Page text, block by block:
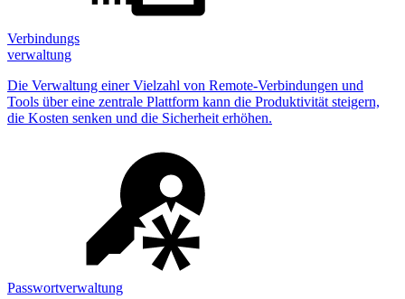
Verbindungs
verwaltung
Die Verwaltung einer Vielzahl von Remote-Verbindungen und
Tools über eine zentrale Plattform kann die Produktivität steigern,
die Kosten senken und die Sicherheit erhöhen.
Passwortverwaltung